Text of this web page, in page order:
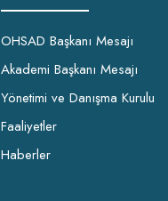
OHSAD Başkanı Mesajı
Akademi Başkanı Mesajı
Yönetimi ve Danışma Kurulu
Faaliyetler
Haberler